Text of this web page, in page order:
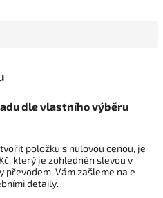
dle vlastního výběru
položku s nulovou cenou, je
který je zohledněn slevou v
převodem, Vám zašleme na e-
detaily.